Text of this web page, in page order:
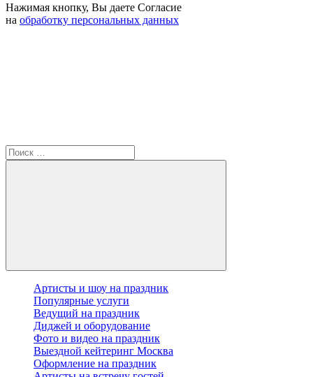
Нажимая кнопку, Вы даете Согласие
на обработку персональных данных
Артисты и шоу на праздник
Популярные услуги
Ведущий на праздник
Диджей и оборудование
Фото и видео на праздник
Выездной кейтеринг Москва
Оформление на праздник